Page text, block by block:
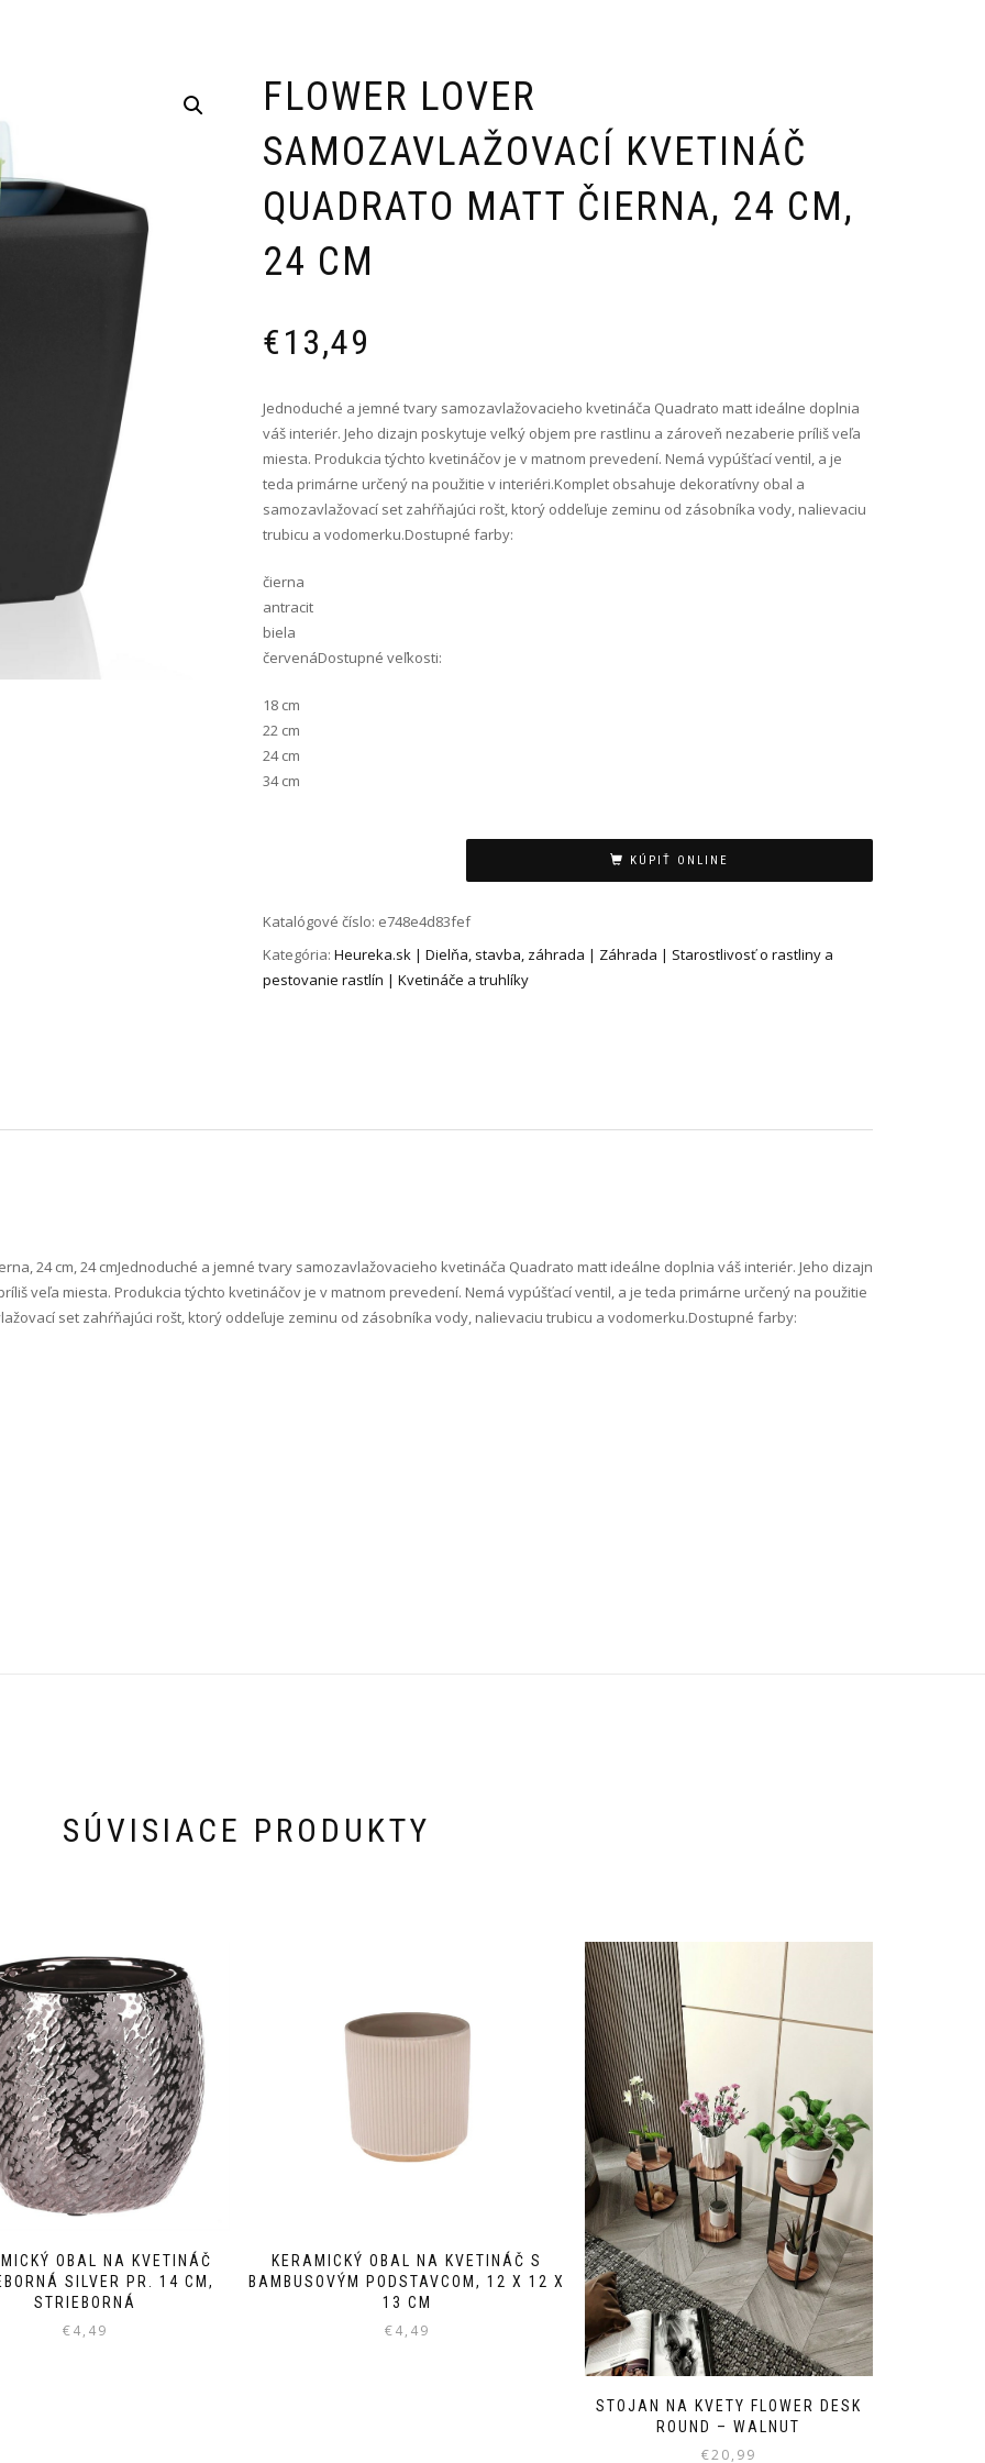
FLOWER LOVER
SAMOZAVLAŽOVACÍ KVETINÁČ
QUADRATO MATT ČIERNA, 24 CM,
24 CM
€13,49
Jednoduché a jemné tvary samozavlažovacieho kvetináča Quadrato matt ideálne doplnia
váš interiér. Jeho dizajn poskytuje veľký objem pre rastlinu a zároveň nezaberie príliš veľa
miesta. Produkcia týchto kvetináčov je v matnom prevedení. Nemá vypúšťací ventil, a je
teda primárne určený na použitie v interiéri.Komplet obsahuje dekoratívny obal a
samozavlažovací set zahŕňajúci rošt, ktorý oddeľuje zeminu od zásobníka vody, nalievaciu
trubicu a vodomerku.Dostupné farby:
čierna
antracit
biela
červenáDostupné veľkosti:
18 cm
22 cm
24 cm
34 cm
KÚPIŤ ONLINE
Katalógové číslo: e748e4d83fef
Kategória: Heureka.sk | Dielňa, stavba, záhrada | Záhrada | Starostlivosť o rastliny a
pestovanie rastlín | Kvetináče a truhlíky
24 cm, 24 cm Jednoduché a jemné tvary samozavlažovacieho kvetináča Quadrato matt ideálne doplnia váš interiér. Jeho dizajn
veľa miesta. Produkcia týchto kvetináčov je v matnom prevedení. Nemá vypúšťací ventil, a je teda primárne určený na použitie
set zahŕňajúci rošt, ktorý oddeľuje zeminu od zásobníka vody, nalievaciu trubicu a vodomerku.Dostupné farby:
SÚVISIACE PRODUKTY
OBAL NA KVETINÁČ
SILVER PR. 14 CM,
STRIEBORNÁ
€4,49
KERAMICKÝ OBAL NA KVETINÁČ S
BAMBUSOVÝM PODSTAVCOM, 12 X 12 X
13 CM
€4,49
STOJAN NA KVETY FLOWER DESK
ROUND – WALNUT
€20,99